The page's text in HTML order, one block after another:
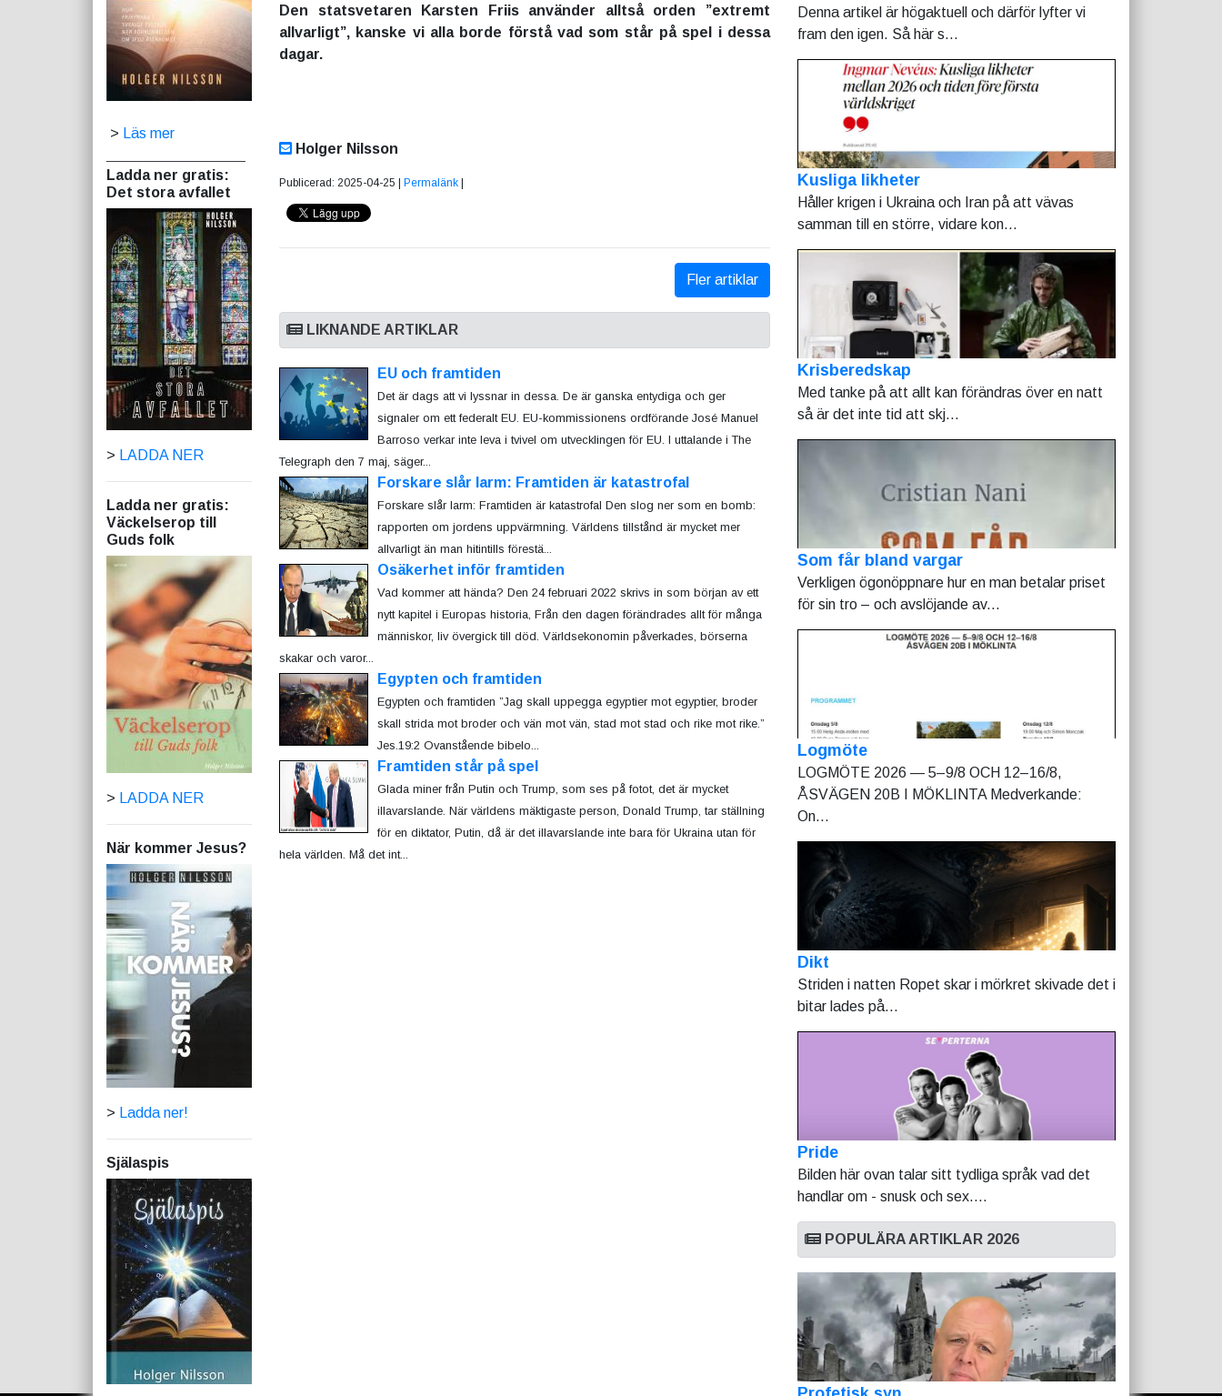
> Läs mer
Ladda ner gratis:
Det stora avfallet
> LADDA NER
Ladda ner gratis:
Väckelserop till
Guds folk
> LADDA NER
När kommer Jesus?
> Ladda ner!
Själaspis
Den statsvetaren Karsten Friis använder alltså orden ”extremt
allvarligt”, kanske vi alla borde förstå vad som står på spel i dessa
dagar.
Holger Nilsson
Publicerad: 2025-04-25 | Permalänk
Fler artiklar
LIKNANDE ARTIKLAR
EU och framtiden
Det är dags att vi lyssnar in dessa. De är ganska entydiga och ger
signaler om ett federalt EU. EU-kommissionens ordförande José Manuel
Barroso verkar inte leva i tvivel om utvecklingen för EU. I uttalande i The
Telegraph den 7 maj, säger...
Forskare slår larm: Framtiden är katastrofal
Forskare slår larm: Framtiden är katastrofal Den slog ner som en bomb:
rapporten om jordens uppvärmning. Världens tillstånd är mycket mer
allvarligt än man hitintills förestä...
Osäkerhet inför framtiden
Vad kommer att hända? Den 24 februari 2022 skrivs in som början av ett
nytt kapitel i Europas historia, Från den dagen förändrades allt för många
människor, liv övergick till död. Världsekonomin påverkades, börserna
skakar och varor...
Egypten och framtiden
Egypten och framtiden ”Jag skall uppegga egyptier mot egyptier, broder
skall strida mot broder och vän mot vän, stad mot stad och rike mot rike.”
Jes.19:2 Ovanstående bibelo...
Framtiden står på spel
Glada miner från Putin och Trump, som ses på fotot, det är mycket
illavarslande. När världens mäktigaste person, Donald Trump, tar ställning
för en diktator, Putin, då är det illavarslande inte bara för Ukraina utan för
hela världen. Må det int...
Denna artikel är högaktuell och därför lyfter vi
fram den igen. Så här s...
Kusliga likheter
Håller krigen i Ukraina och Iran på att vävas
samman till en större, vidare kon...
Krisberedskap
Med tanke på att allt kan förändras över en natt
så är det inte tid att skj...
Som får bland vargar
Verkligen ögonöppnare hur en man betalar priset
för sin tro – och avslöjande av...
Logmöte
LOGMÖTE 2026 — 5–9/8 OCH 12–16/8,
ÅSVÄGEN 20B I MÖKLINTA Medverkande:
On...
Dikt
Striden i natten Ropet skar i mörkret skivade det i
bitar lades på...
Pride
Bilden här ovan talar sitt tydliga språk vad det
handlar om - snusk och sex....
POPULÄRA ARTIKLAR 2026